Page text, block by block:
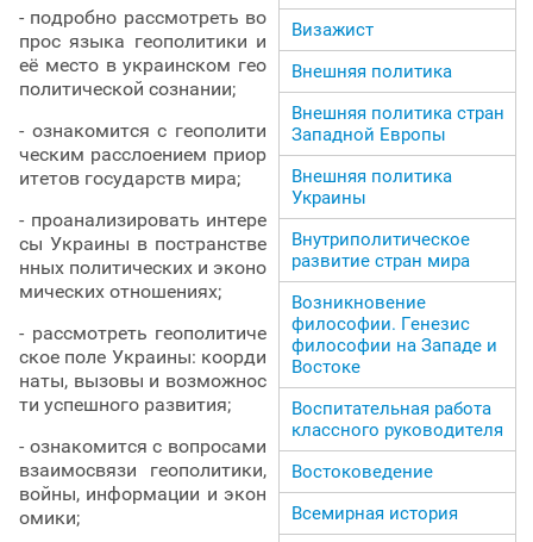
- подробно рассмотреть во
прос языка геополитики и
её место в украинском гео
политической сознании;
- ознакомится с геополити
ческим расслоением приор
итетов государств мира;
- проанализировать интере
сы Украины в постранстве
нных политических и эконо
мических отношениях;
- рассмотреть геополитиче
ское поле Украины: коорди
наты, вызовы и возможнос
ти успешного развития;
- ознакомится с вопросами
взаимосвязи геополитики,
войны, информации и экон
омики;
Визажист
Внешняя политика
Внешняя политика стран
Западной Европы
Внешняя политика
Украины
Внутриполитическое
развитие стран мира
Возникновение
философии. Генезис
философии на Западе и
Востоке
Воспитательная работа
классного руководителя
Востоковедение
Всемирная история